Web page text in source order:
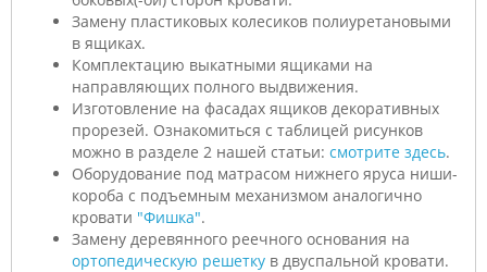
Замену пластиковых колесиков полиуретановыми
в ящиках.
Комплектацию выкатными ящиками на
направляющих полного выдвижения.
Изготовление на фасадах ящиков декоративных
прорезей. Ознакомиться с таблицей рисунков
можно в разделе 2 нашей статьи: смотрите здесь.
Оборудование под матрасом нижнего яруса ниши-
короба с подъемным механизмом аналогично
кровати "Фишка".
Замену деревянного реечного основания на
ортопедическую решетку в двуспальной кровати.